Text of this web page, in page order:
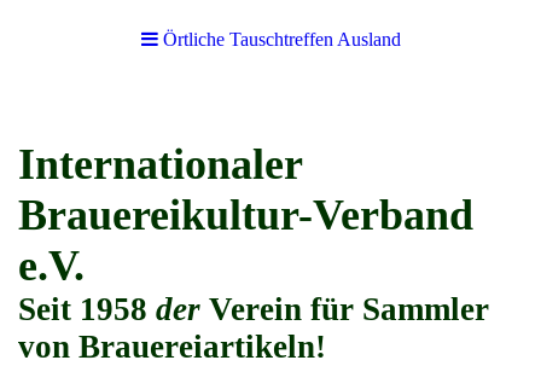
Örtliche Tauschtreffen Ausland
Internationaler
Brauereikultur-Verband
e.V.
Seit 1958 der Verein für Sammler
von Brauereiartikeln!